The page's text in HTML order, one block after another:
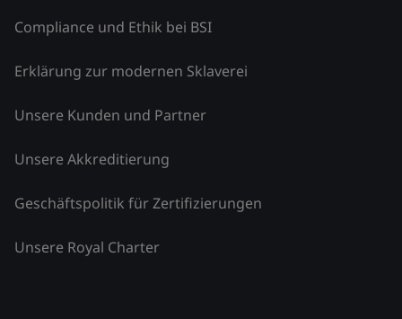
Compliance und Ethik bei BSI
Erklärung zur modernen Sklaverei
Unsere Kunden und Partner
Unsere Akkreditierung
Geschäftspolitik für Zertifizierungen
Unsere Royal Charter